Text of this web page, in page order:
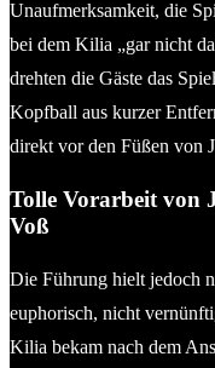
Unaufmerksamkeit, die
bei dem Kilia „gar nicht
drehten die Gäste das
Kopfball aus kurzer
direkt vor den Füßen von
Tolle Vorarbeit von
Voß
Die Führung hielt jedoch
euphorisch, nicht
Kilia bekam nach dem